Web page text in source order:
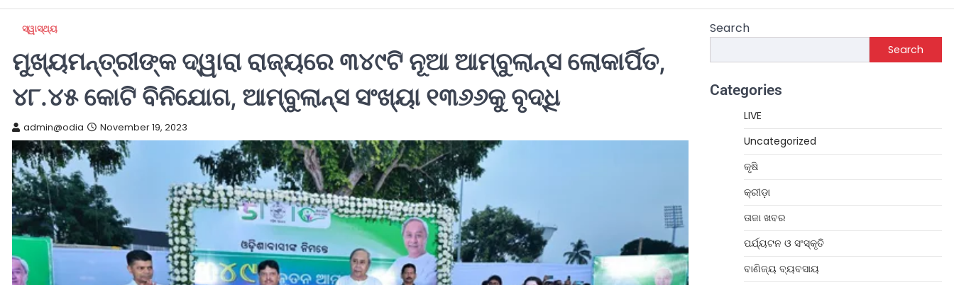
ସ୍ୱାସ୍ଥ୍ୟ
ମୁଖ୍ୟମନ୍ତ୍ରୀଙ୍କ ଦ୍ୱାରା ରାଜ୍ୟରେ ୩୪୯ଟି ନୂଆ ଆମ୍ବୁଲାନ୍ସ ଲୋକାର୍ପିତ,
୪୮.୪୫ କୋଟି ବିନିଯୋଗ, ଆମ୍ବୁଲାନ୍ସ ସଂଖ୍ୟା ୧୩୬୬କୁ ବୃଦ୍ଧି
admin@odia November 19, 2023
Search
Search
Categories
LIVE
Uncategorized
କୃଷି
କ୍ରୀଡ଼ା
ତାଜା ଖବର
ପର୍ଯ୍ୟଟନ ଓ ସଂସ୍କୃତି
ବାଣିଜ୍ୟ ବ୍ୟବସାୟ